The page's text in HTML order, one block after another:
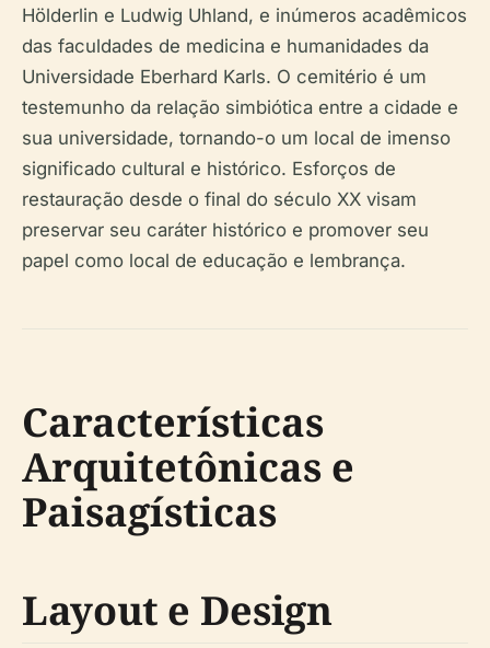
Hölderlin e Ludwig Uhland, e inúmeros acadêmicos
das faculdades de medicina e humanidades da
Universidade Eberhard Karls. O cemitério é um
testemunho da relação simbiótica entre a cidade e
sua universidade, tornando-o um local de imenso
significado cultural e histórico. Esforços de
restauração desde o final do século XX visam
preservar seu caráter histórico e promover seu
papel como local de educação e lembrança.
Características
Arquitetônicas e
Paisagísticas
Layout e Design